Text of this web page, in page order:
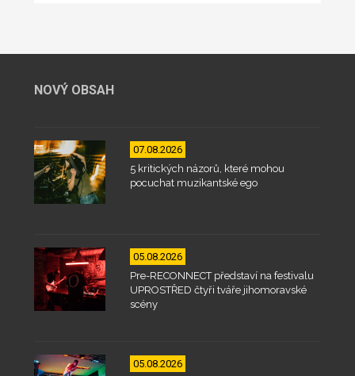
NOVÝ OBSAH
07.08.2026
5 kritických názorů, které mohou
pocuchat muzikantské ego
05.08.2026
Pre-RECONNECT představí na festivalu
UPROSTŘED čtyři tváře jihomoravské
scény
05.08.2026